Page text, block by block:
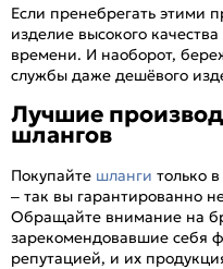
Если пренебрегать этими
изделие высокого
времени. И наоборот,
службы даже дешёвого
Лучшие
шлангов
Покупайте шланги только
– так вы гарантированно
Обращайте внимание на
зарекомендовавшие себя
репутацией, и их